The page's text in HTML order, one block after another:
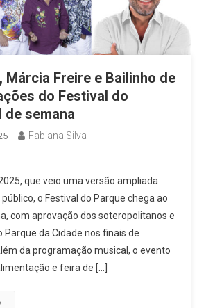
Márcia Freire e Bailinho de
do Festival do
de semana
Fabiana Silva
que veio uma versão ampliada
o Festival do Parque chega ao
com aprovação dos soteropolitanos e
da Cidade nos finais de
da programação musical, o evento
e feira de […]